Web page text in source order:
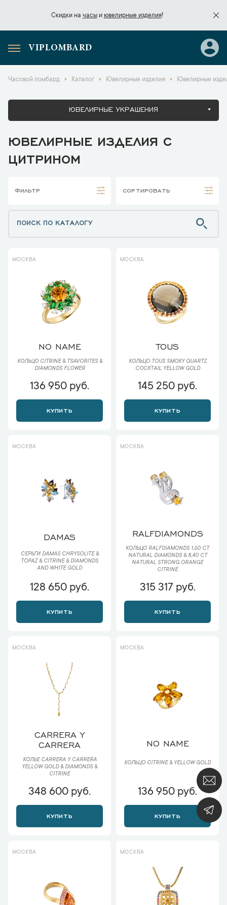
Скидки на часыи ювелирные изделия!
Скидки начасы
VIPLOMBARD
Часовой ломбард Каталог Ювелирные изделия Ювелирные
ЮВЕЛИРНЫЕ УКРАШЕНИЯ
ЮВЕЛИРНЫЕ ИЗДЕЛИЯ С
ЦИТРИНОМ
ФИЛЬТР СОРТИРОВАТЬ
МОСКВА
NO NAME
КОЛЬЦО CITRINE & TSAVORITES &
DIAMONDS FLOWER
136 950 руб.
КУПИТЬ
МОСКВА
TOUS
КОЛЬЦО TOUS SMOKY QUARTZ
COCKTAIL YELLOW GOLD
145 250 руб.
КУПИТЬ
МОСКВА
DAMAS
СЕРЬГИ DAMAS СHRYSOLITE &
TOPAZ & CITRINE & DIAMONDS
AND WHITE GOLD
128 650 руб.
КУПИТЬ
МОСКВА
RALFDIAMONDS
КОЛЬЦО RALFDIAMONDS 1,60 CT
NATURAL DIAMONDS & 8,40 CT
NATURAL STRONG ORANGE
CITRINE
315 317 руб.
КУПИТЬ
МОСКВА
CARRERA Y
CARRERA
КОЛЬЕ CARRERA Y CARRERA
YELLOW GOLD & DIAMONDS &
CITRINE
348 600 руб.
КУПИТЬ
МОСКВА
NO NAME
КОЛЬЦО CITRINE & YELLOW GOLD
136 950 руб.
КУПИТЬ
МОСКВА МОСКВА